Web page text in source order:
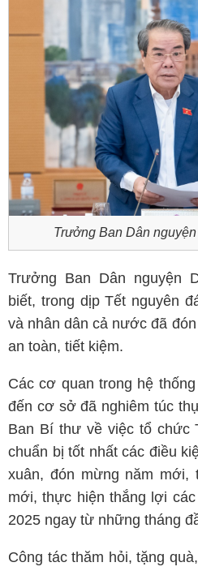
Trưởng Ban Dân
Trưởng Ban Dân nguyện
biết, trong dịp Tết nguyên
và nhân dân cả nước đã
an toàn, tiết kiệm.
Các cơ quan trong hệ
đến cơ sở đã nghiêm túc
Ban Bí thư về việc tổ chức
chuẩn bị tốt nhất các điều
xuân, đón mừng năm
mới, thực hiện thắng lợi
2025 ngay từ những tháng
Công tác thăm hỏi, tặng